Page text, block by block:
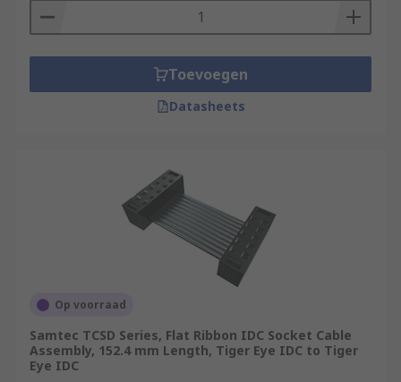
Toevoegen
Datasheets
Op voorraad
Samtec TCSD Series, Flat Ribbon IDC Socket Cable
Assembly, 152.4 mm Length, Tiger Eye IDC to Tiger
Eye IDC